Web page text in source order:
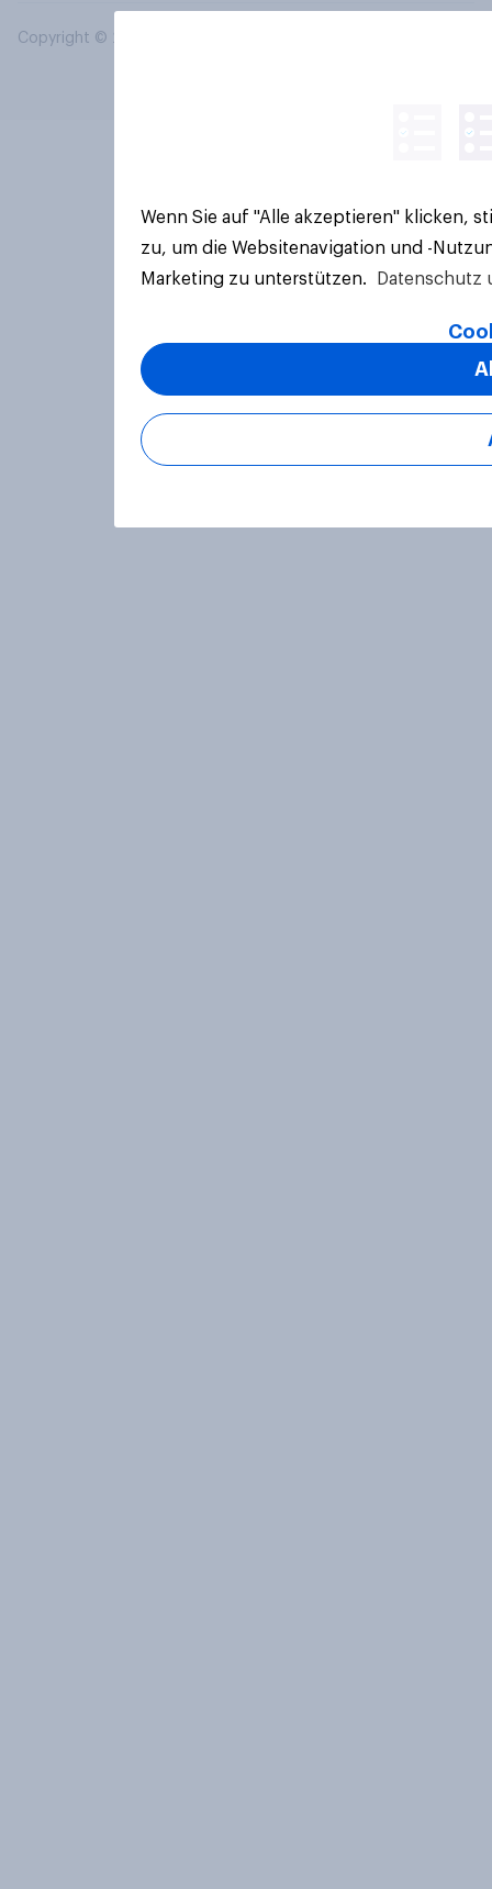
Copyright © 2026 YouGov PLC. Alle Rechte vorbehalten.
Wenn Sie auf "Alle akzeptieren" klicken,
zu, um die Websitenavigation und -
Marketing zu unterstützen.
Datenschutz